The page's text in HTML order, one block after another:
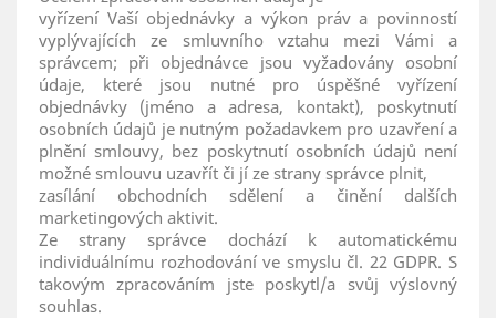
vyřízení Vaší objednávky a výkon práv a povinností
vyplývajících ze smluvního vztahu mezi Vámi a
správcem; při objednávce jsou vyžadovány osobní
údaje, které jsou nutné pro úspěšné vyřízení
objednávky (jméno a adresa, kontakt), poskytnutí
osobních údajů je nutným požadavkem pro uzavření a
plnění smlouvy, bez poskytnutí osobních údajů není
možné smlouvu uzavřít či jí ze strany správce plnit,
zasílání obchodních sdělení a činění dalších
marketingových aktivit.
Ze strany správce dochází k automatickému
individuálnímu rozhodování ve smyslu čl. 22 GDPR. S
takovým zpracováním jste poskytl/a svůj výslovný
souhlas.